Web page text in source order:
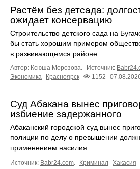
Растём без детсада:
ожидает консервацию
Строительство детского сада на
бы стать хорошим примером
в развивающемся районе.
Автор: Ксюша Морозова. Источник:
Экономика
Красноярск 1152
Суд Абакана вынес
избиение задержанного
Абаканский городской суд вынес
полиции по делу о превышении
применением насилия.
Источник: Babr24.com Криминал Хакасия